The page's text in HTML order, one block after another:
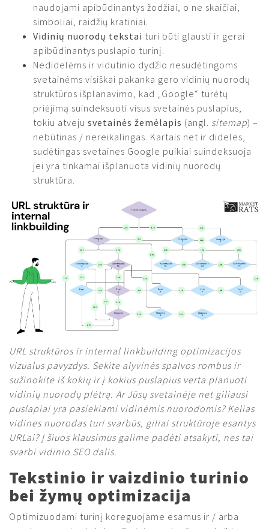
naudojami apibūdinantys žodžiai, o ne skaičiai,
simboliai, raidžių kratiniai.
Vidinių nuorodų tekstai turi būti glausti ir gerai
apibūdinantys puslapio turinį.
Nedidelėms ir vidutinio dydžio nesudėtingoms
svetainėms visiškai pakanka gero vidinių nuorodų
struktūros išplanavimo, kad „Google“ turėtų
priėjimą suindeksuoti visus svetainės puslapius,
tokiu atveju svetainės žemėlapis (angl. sitemap) –
nebūtinas / nereikalingas. Kartais net ir dideles,
sudėtingas svetaines Google puikiai suindeksuoja
jei yra tinkamai išplanuota vidinių nuorodų
struktūra.
URL struktūros ir internal linkbuilding optimizacijos
vizualus pavyzdys. Sekite alyvinės spalvos rombus ir
sužinokite iš kokių ir į kokius puslapius verta planuoti
vidinių nuorodų plėtrą. Ar Jūsų svetainėje net giliausi
puslapiai yra pasiekiami vidinėmis nuorodomis? Kelias
vidines nuorodas turi svarbūs, giliai struktūroje esantys
URLai? Į šiuos klausimus galime padėti atsakyti, nes tai
svarbi vidinio SEO dalis.
Tekstinio ir vaizdinio turinio
bei žymų optimizacija
Optimizuodami turinį koreguojame esamus ir / arba